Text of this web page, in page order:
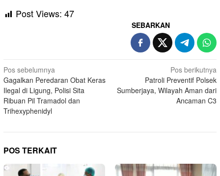
Post Views: 47
SEBARKAN
Navigasi
pos
Pos sebelumnya
Gagalkan Peredaran Obat Keras
Ilegal di Ligung, Polisi Sita
Ribuan Pil Tramadol dan
Trihexyphenidyl
Pos berikutnya
Patroli Preventif Polsek
Sumberjaya, Wilayah Aman dari
Ancaman C3
POS TERKAIT